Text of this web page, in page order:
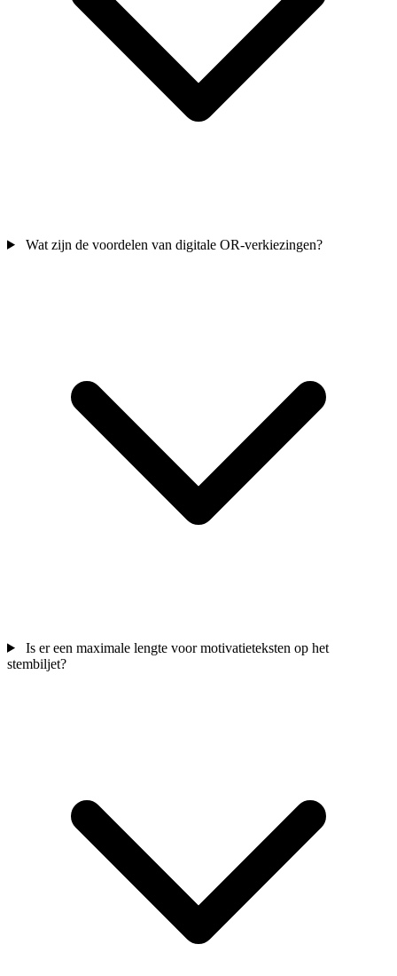
Wat zijn de voordelen van digitale OR-verkiezingen?
Is er een maximale lengte voor motivatieteksten op het
stembiljet?